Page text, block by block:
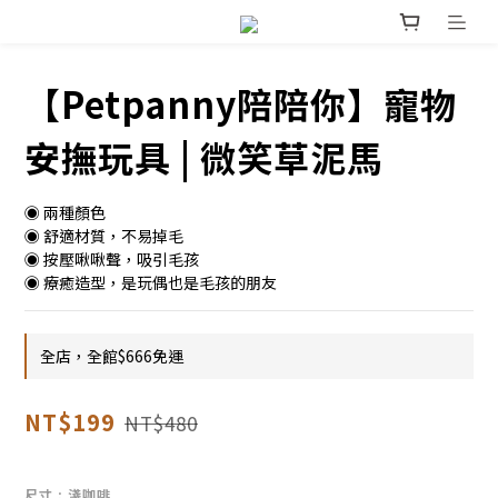
【Petpanny陪陪你】寵物
安撫玩具 | 微笑草泥馬
◉ 兩種顏色
◉ 舒適材質，不易掉毛
◉ 按壓啾啾聲，吸引毛孩
◉ 療癒造型，是玩偶也是毛孩的朋友
全店，全館$666免運
NT$199 NT$480